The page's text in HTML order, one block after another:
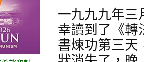
一九九九年三
幸讀到了《轉
書煉功第三天